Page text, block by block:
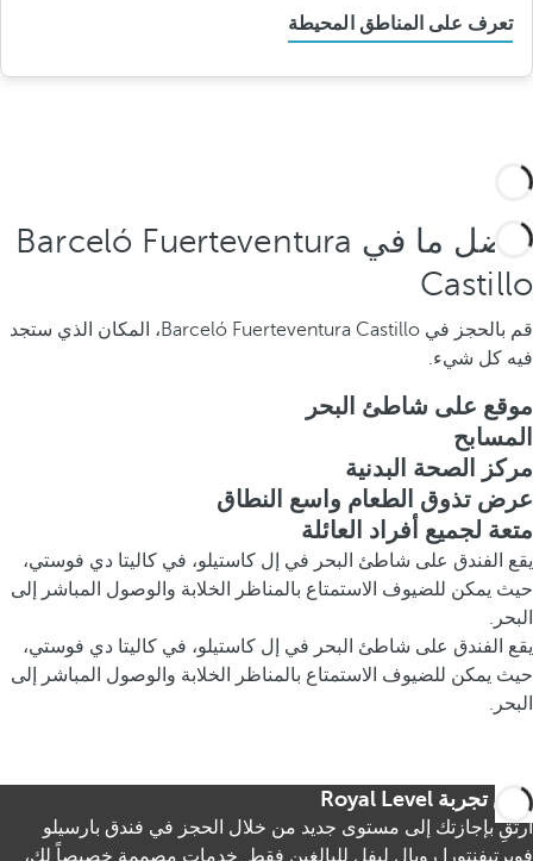
تعرف على المناطق المحيطة
أفضل ما في Barceló Fuerteventura
Castillo
قم بالحجز في Barceló Fuerteventura Castillo، المكان الذي ستجد
فيه كل شيء.
موقع على شاطئ البحر
المسابح
مركز الصحة البدنية
عرض تذوق الطعام واسع النطاق
متعة لجميع أفراد العائلة
يقع الفندق على شاطئ البحر في إل كاستيلو، في كاليتا دي فوستي،
حيث يمكن للضيوف الاستمتاع بالمناظر الخلابة والوصول المباشر إلى
البحر.
يقع الفندق على شاطئ البحر في إل كاستيلو، في كاليتا دي فوستي،
حيث يمكن للضيوف الاستمتاع بالمناظر الخلابة والوصول المباشر إلى
البحر.
عش تجربة Royal Level
ارتقِ بإجازتك إلى مستوى جديد من خلال الحجز في فندق بارسيلو
فويرتيفنتورا رويال ليفل للبالغين فقط. خدمات مصممة خصيصاً لك،